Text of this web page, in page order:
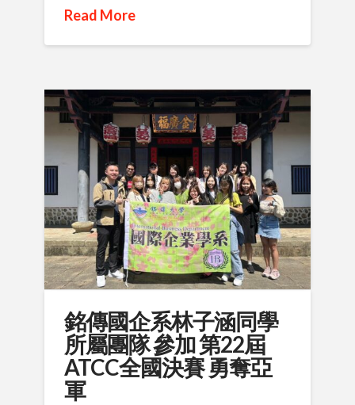
Read More
銘傳國企系林子涵同學
所屬團隊 參加 第22屆
ATCC全國決賽 勇奪亞
軍